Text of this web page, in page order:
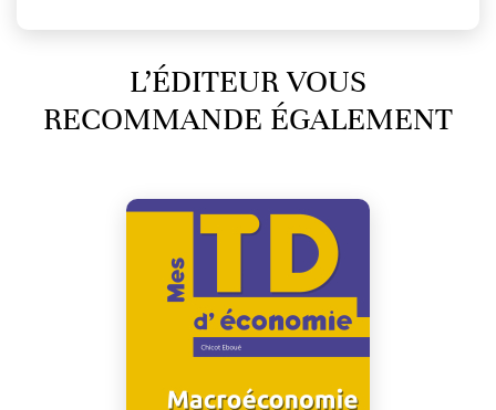
L’ÉDITEUR VOUS
RECOMMANDE ÉGALEMENT